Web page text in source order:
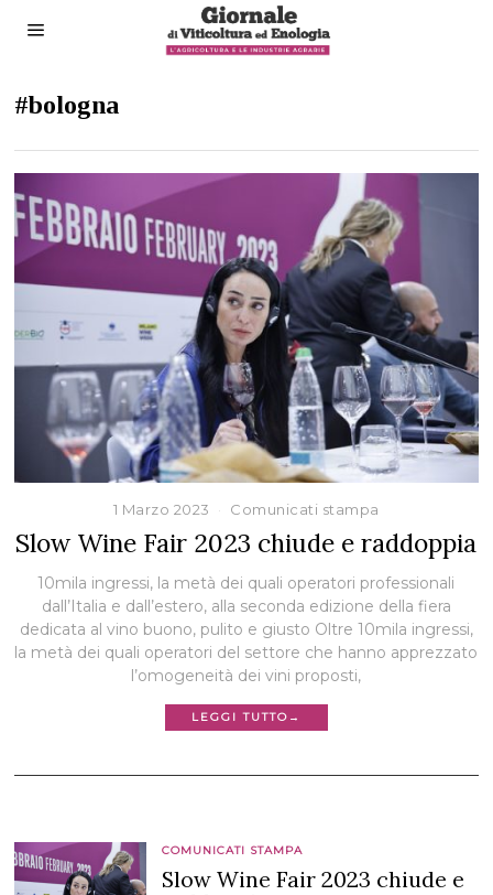
#bologna
1 Marzo 2023 Comunicati stampa
Slow Wine Fair 2023 chiude e raddoppia
10mila ingressi, la metà dei quali operatori professionali
dall’Italia e dall’estero, alla seconda edizione della fiera
dedicata al vino buono, pulito e giusto Oltre 10mila ingressi,
la metà dei quali operatori del settore che hanno apprezzato
l’omogeneità dei vini proposti,
LEGGI TUTTO→
COMUNICATI STAMPA
Slow Wine Fair 2023 chiude e